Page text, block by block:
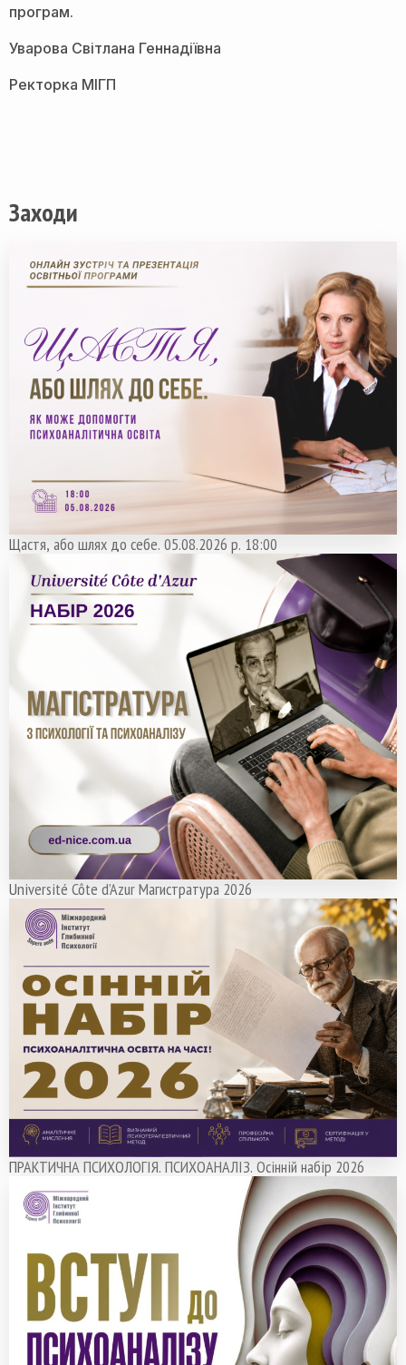
програм.
Уварова Світлана Геннадіївна
Ректорка МІГП
Заходи
Щастя, або шлях до себе. 05.08.2026 р. 18:00
Université Côte d’Azur Магистратура 2026
ПРАКТИЧНА ПСИХОЛОГІЯ. ПСИХОАНАЛІЗ. Осінній набір 2026